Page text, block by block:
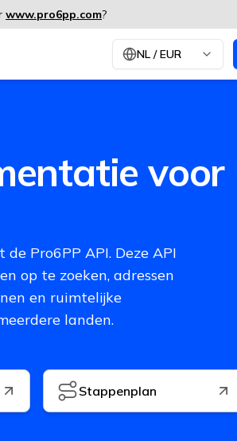
www.pro6pp.com?
NL /EUR
voor
Pro6PP API. Deze API
op te zoeken, adressen
en ruimtelijke
landen.
Stappenplan